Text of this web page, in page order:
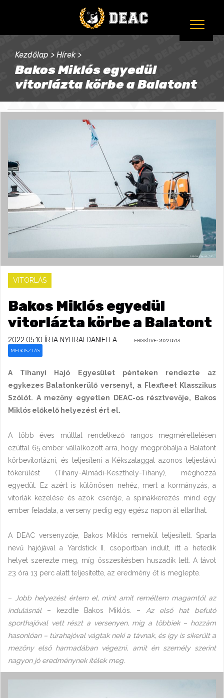
Kezdőlap > Hírek >
Bakos Miklós egyedül
vitorlázta körbe a Balatont
VITORLÁS
Bakos Miklós egyedül
vitorlázta körbe a Balatont
2022.05.10 ÍRTA NYITRAI DANIELLA FRISSÍTVE: 2022.05.13
MEGOSZTÁS
A Tihanyi Hajó Egyesület pénteken rendezte az
egykezes Balatonkerülő versenyt, a Flexfleet Klasszikus
Szólót. A mezőny egyetlen DEAC-os résztvevője, Bakos
Miklós előkelő helyezést ért el.
A több éves múlttal rendelkező rangos megmérettetésen
ezúttal 65 ember vállalkozott arra, hogy megpróbálja a Balatont
körbevitorlázni, és teljesíteni a Kékszalaggal azonos teljestávú
tókerülést (Tihany-Almádi-Keszthely-Tihany), méghozzá
egyedül. Ez azért is különösen nehéz, mert a kormányzás, a
vitorlák kezelése és azok cseréje, a spinakkerezés mind egy
ember feladata, a verseny pedig egy egész napon át eltarthat.
A DEAC versenyzője, Bakos Miklós remekül teljesített. Sparta
nevű hajójával a Yardstick II. csoportban indult, itt a hetedik
helyet szerezte meg, míg összesítésben huszadik lett. A távot
23 óra 13 perc alatt teljesítette, az eredmény őt is meglepte.
– Jobb helyezést értem el, mint amit reméltem magamtól az
indulásnál– kezdte Bakos Miklós. –Az első hat befutó
sporthajóval vett részt a versenyen, míg a többiek – hozzám
hasonlóan – túrahajóval vágtak neki a távnak, és így is sikerült a
mezőny első harmadában végezni, amit én személy szerint
nagyon jó eredménynek ítélek meg.